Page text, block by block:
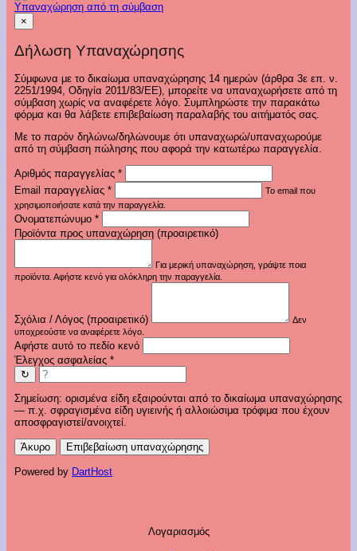
Υπαναχώρηση από τη σύμβαση
×
Δήλωση Υπαναχώρησης
Σύμφωνα με το δικαίωμα υπαναχώρησης 14 ημερών (άρθρα 3ε επ. ν.
2251/1994, Οδηγία 2011/83/ΕΕ), μπορείτε να υπαναχωρήσετε από τη
σύμβαση χωρίς να αναφέρετε λόγο. Συμπληρώστε την παρακάτω
φόρμα και θα λάβετε επιβεβαίωση παραλαβής του αιτήματός σας.
Με το παρόν δηλώνω/δηλώνουμε ότι υπαναχωρώ/υπαναχωρούμε
από τη σύμβαση πώλησης που αφορά την κατωτέρω παραγγελία.
Αριθμός παραγγελίας *
Email παραγγελίας *
Το email που
χρησιμοποιήσατε κατά την παραγγελία.
Ονοματεπώνυμο *
Προϊόντα προς υπαναχώρηση (προαιρετικό)
Για μερική υπαναχώρηση, γράψτε ποια
προϊόντα. Αφήστε κενό για ολόκληρη την παραγγελία.
Σχόλια / Λόγος (προαιρετικό)
Δεν
υποχρεούστε να αναφέρετε λόγο.
Αφήστε αυτό το πεδίο κενό
Έλεγχος ασφαλείας *
↻
Σημείωση: ορισμένα είδη εξαιρούνται από το δικαίωμα υπαναχώρησης
— π.χ. σφραγισμένα είδη υγιεινής ή αλλοιώσιμα τρόφιμα που έχουν
αποσφραγιστεί/ανοιχτεί.
Άκυρο Επιβεβαίωση υπαναχώρησης
Powered by DartHost
Λογαριασμός